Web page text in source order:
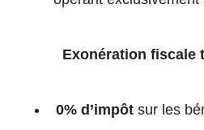
Exonération fiscale
0% d’impôt sur les